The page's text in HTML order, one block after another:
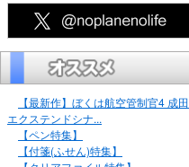
【最新作】ぼくは航空管制官4 成田
エクステンドシナ...
【ペン特集】
【付箋(ふせん)特集】